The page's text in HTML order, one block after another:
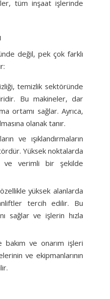
tüm inşaat işlerinde
değil, pek çok farklı
temizlik sektöründe
Bu makineler, dar
ortamı sağlar. Ayrıca,
olanak tanır.
ve ışıklandırmaların
Yüksek noktalarda
ve verimli bir şekilde
yüksek alanlarda
tercih edilir. Bu
sağlar ve işlerin hızla
bakım ve onarım işleri
ve ekipmanlarının